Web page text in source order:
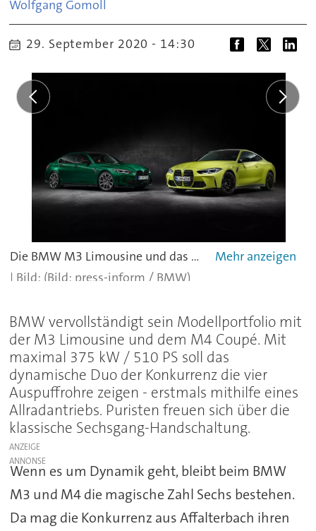
Wolfgang Gomoll
29. September 2020 - 14:30
Die BMW M3 Limousine und das BMW M4 Coupé kommen im nächsten Jahr auf den Markt.
(Bild: press-inform / BMW)
BMW vervollständigt sein Modellportfolio mit
der M3 Limousine und dem M4 Coupé. Mit
maximal 375 kW / 510 PS soll das
dynamische Duo der Konkurrenz die vier
Auspuffrohre zeigen - erstmals mithilfe eines
Allradantriebs. Puristen freuen sich über die
klassische Sechsgang-Handschaltung.
ANZEIGE
Wenn es um Dynamik geht, bleibt beim BMW
M3 und M4 die magische Zahl Sechs bestehen.
Da mag die Konkurrenz aus Affalterbach ihren